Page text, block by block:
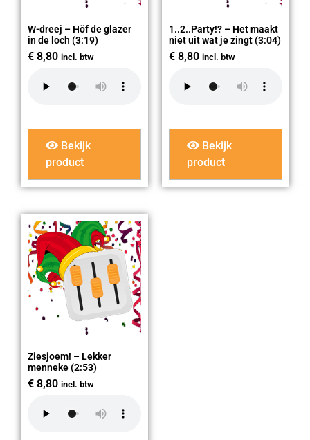
W-dreej – Höf de glazer
in de loch (3:19)
€ 8,80 incl. btw
Bekijk
product
1..2..Party!? – Het maakt
niet uit wat je zingt (3:04)
€ 8,80 incl. btw
Bekijk
product
Ziesjoem! – Lekker
menneke (2:53)
€ 8,80 incl. btw